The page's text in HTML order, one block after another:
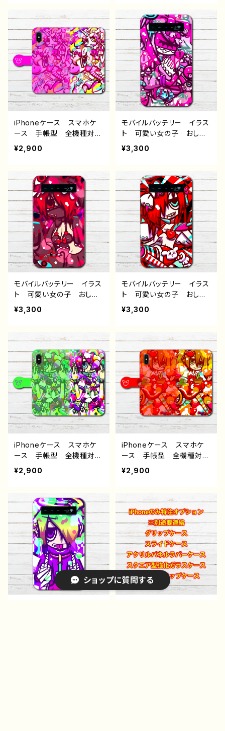
Galaxy Android アンド
ラフル ポップ JK 女子
高校生 セーラー服 エモ
い おすすめ 個性的 人
気 イラストレーター 絵
師 クリエイター オリジ
ナル デザイン グッズ タ
イトル：PINK 作：プラネ
いい ゆるかわ ゆるい
ポップ レディース 女
子 iPhone15/14/13/12/11
AQUOS sense 4 5 6
Xperia Googlepixel A
ndroid アンドロイド ケ
ース 個性的 おすすめ
病みかわいい メンヘラ
ヤンデレ 人気 イラストレ
ーター クリエイター 絵
師 オリジナル デザイ
ン グッズ タイトル：リボ
iPhoneケース スマホケ
ース 手帳型 全機種対
応 イラスト 可愛い女の
子 おしゃれ服 エモい
ゆるい ポップ 動物 レ
ディース 女子 iPhone1
5/14/13/12/11 AQUOS s
ense 4 5 6 Xperia Go
oglepixel Android ア
ンドロイド ケース 個性
的 おすすめ 角っ子 タ
イツ ユニコーン 人気
イラストレーター クリエイ
ター 絵師 オリジナル
デザイン グッズ タイト
ル：SWEET DREAM 作：
¥2,900
モバイルバッテリー イラス
ト 可愛い女の子 おしゃ
れ服 かっこいい女子 エ
モい ゆめかわいい ゆる
物 オリジナルキャラクタ
ー おすすめ iPhone
軽量 小さい 女子 レデ
ィース 個性的 病みかわ
いい メンヘラ ヤンデ
レ タイツ イラストレータ
ー クリエイター 絵師
オリジナル デザイン グッ
ズ 充電器 タイトル：リボ
ン葬 作：プラネ
¥3,300
モバイルバッテリー イラス
ト 可愛い女の子 おしゃ
れ服 かっこいい女子 セ
クシー エモい ロック
ゆるい ポップ おすす
い 女子 レディース 個
性的 ランジェリー 人気
イラストレーター クリエイ
ター 絵師 オリジナル
デザイン グッズ 充電
器 タイトル：ブラック★キ
ャット 作：プラネ
¥3,300
モバイルバッテリー イラス
ト 可愛い女の子 おしゃ
れ服 かっこいい女子 セ
クシー エモい ロック
ゆるい ポップ 動物 オ
すめ iPhone 軽量 小
さい 女子 レディース
個性的 病みかわいい メ
ンヘラ ヤンデレ ピア
ス タイツ 人気 イラスト
レーター クリエイター
絵師 オリジナル デザイ
ン グッズ 充電器 タイ
トル：HEAVEN HEART
作：プラネ
¥3,300
iPhoneケース スマホケ
ース 手帳型 全機種対
応 イラスト 可愛い女の
子 おしゃれ服 かっこい
いい ゆるかわ ゆるい
ポップ 動物 オリジナル
キャラクター レディース
女子 iPhone15/14/13/12
AQUOS sense 4 5 6
Xperia Googlepixel A
ndroid アンドロイド ケ
ース 個性的 おすすめ
JK 女子高校生 セーラ
ー服 ピアス ツインテー
¥2,900
iPhoneケース スマホケ
ース 手帳型 全機種対
応 イラスト 可愛い女の
子 おしゃれ服 エモい
ゆるい ポップ 動物 オ
リジナルキャラクター レデ
ィース 女子 iPhone15/1
4/13/12 AQUOS sense
4 5 6 Xperia Google
pixel Android アンドロ
イド ケース 個性的 お
すすめ ショートカット ワ
ンピース タイツ 絶対領
域 人気 イラストレータ
¥2,900
ショップに質問する